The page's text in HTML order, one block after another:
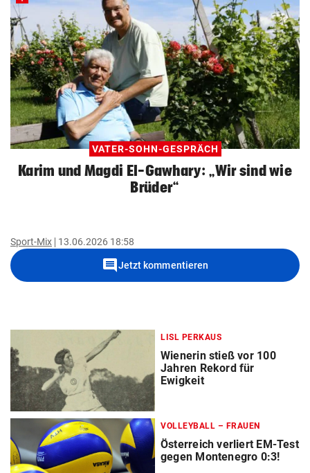
VATER-SOHN-GESPRÄCH
Karim und Magdi El-Gawhary: „Wir sind wie
Brüder“
Sport-Mix 13.06.2026 18:58
commentJetzt kommentieren
LISL PERKAUS
Wienerin stieß vor 100
Jahren Rekord für
Ewigkeit
VOLLEYBALL – FRAUEN
Österreich verliert EM-Test
gegen Montenegro 0:3!